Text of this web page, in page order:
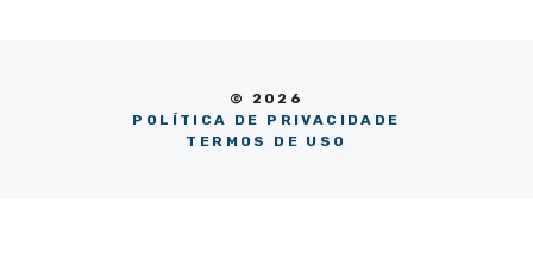
© 2026
POLÍTICA DE PRIVACIDADE
TERMOS DE USO